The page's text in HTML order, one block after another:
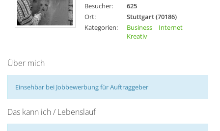
Besucher:
625
Ort:
Stuttgart (70186)
Kategorien:
Business
Internet
Kreativ
Über mich
Einsehbar bei Jobbewerbung für Auftraggeber
Das kann ich / Lebenslauf